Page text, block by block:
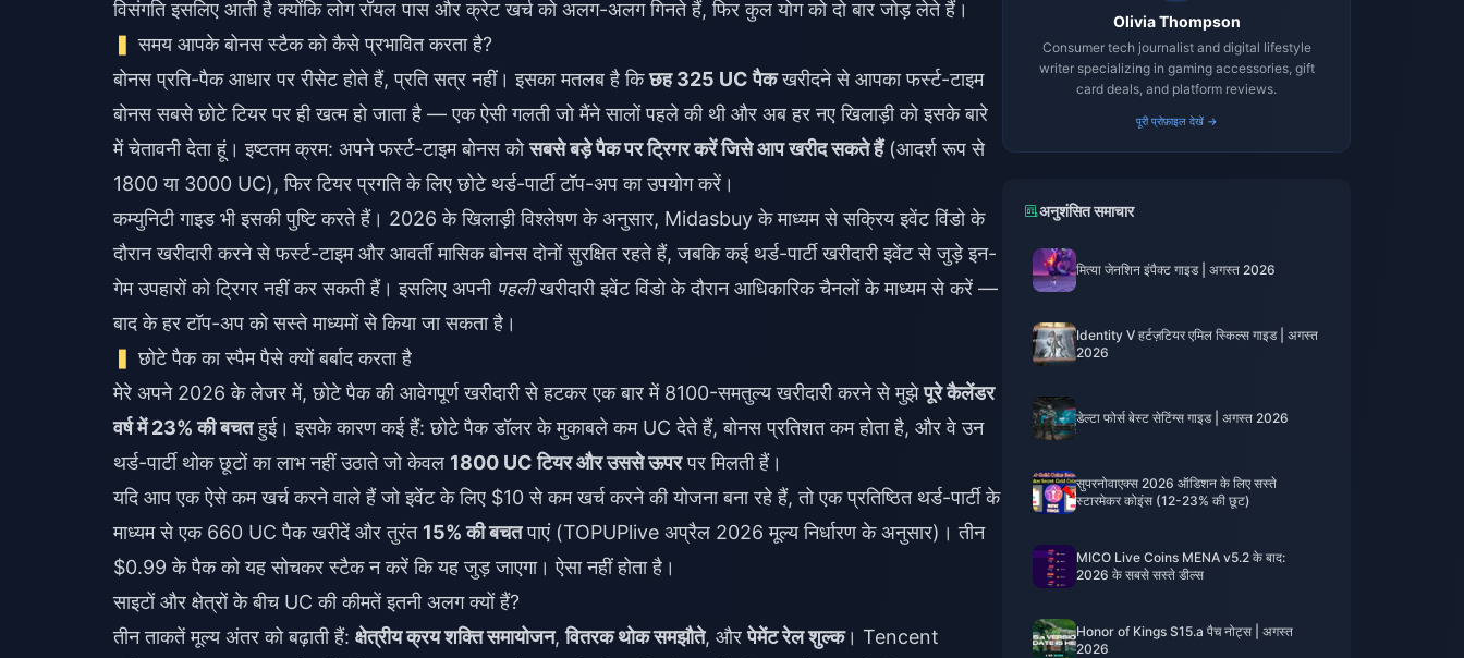
विसंगति इसलिए आती है क्योंकि लोग रॉयल पास और क्रेट खर्च को अलग-अलग गिनते हैं, फिर कुल योग को दो बार जोड़ लेते हैं।
समय आपके बोनस स्टैक को कैसे प्रभावित करता है?
बोनस प्रति-पैक आधार पर रीसेट होते हैं, प्रति सत्र नहीं। इसका मतलब है किछह 325 UC पैकखरीदने से आपका फर्स्ट-टाइम
बोनस सबसे छोटे टियर पर ही खत्म हो जाता है — एक ऐसी गलती जो मैंने सालों पहले की थी और अब हर नए खिलाड़ी को इसके बारे
में चेतावनी देता हूं। इष्टतम क्रम: अपने फर्स्ट-टाइम बोनस कोसबसे बड़े पैक पर ट्रिगर करें जिसे आप खरीद सकते हैं(आदर्श रूप से
1800 या 3000 UC), फिर टियर प्रगति के लिए छोटे थर्ड-पार्टी टॉप-अप का उपयोग करें।
कम्युनिटी गाइड भी इसकी पुष्टि करते हैं। 2026 के खिलाड़ी विश्लेषण के अनुसार, Midasbuy के माध्यम से सक्रिय इवेंट विंडो के
दौरान खरीदारी करने से फर्स्ट-टाइम और आवर्ती मासिक बोनस दोनों सुरक्षित रहते हैं, जबकि कई थर्ड-पार्टी खरीदारी इवेंट से जुड़े इन-
गेम उपहारों को ट्रिगर नहीं कर सकती हैं। इसलिए अपनी पहलीखरीदारी इवेंट विंडो के दौरान आधिकारिक चैनलों के माध्यम से करें —
बाद के हर टॉप-अप को सस्ते माध्यमों से किया जा सकता है।
छोटे पैक का स्पैम पैसे क्यों बर्बाद करता है
मेरे अपने 2026 के लेजर में, छोटे पैक की आवेगपूर्ण खरीदारी से हटकर एक बार में 8100-समतुल्य खरीदारी करने से मुझेपूरे कैलेंडर
वर्ष में 23% की बचतहुई। इसके कारण कई हैं: छोटे पैक डॉलर के मुकाबले कम UC देते हैं, बोनस प्रतिशत कम होता है, और वे उन
थर्ड-पार्टी थोक छूटों का लाभ नहीं उठाते जो केवल 1800 UC टियर और उससे ऊपरपर मिलती हैं।
यदि आप एक ऐसे कम खर्च करने वाले हैं जो इवेंट के लिए $10 से कम खर्च करने की योजना बना रहे हैं, तो एक प्रतिष्ठित थर्ड-पार्टी के
माध्यम से एक 660 UC पैक खरीदें और तुरंत 15% की बचतपाएं (TOPUPlive अप्रैल 2026 मूल्य निर्धारण के अनुसार)। तीन
$0.99 के पैक को यह सोचकर स्टैक न करें कि यह जुड़ जाएगा। ऐसा नहीं होता है।
साइटों और क्षेत्रों के बीच UC की कीमतें इतनी अलग क्यों हैं?
तीन ताकतें मूल्य अंतर को बढ़ाती हैं: क्षेत्रीय क्रय शक्ति समायोजन,वितरक थोक समझौते, औरपेमेंट रेल शुल्क। Tencent
Olivia Thompson
Consumer tech journalist and digital lifestyle
writer specializing in gaming accessories, gift
card deals, and platform reviews.
पूरी प्रोफ़ाइल देखें →
अनुशंसित समाचार
मित्या जेनशिन इंपैक्ट गाइड | अगस्त 2026
Identity V हर्टज़टियर एमिल स्किल्स गाइड | अगस्त
2026
डेल्टा फोर्स बेस्ट सेटिंग्स गाइड | अगस्त 2026
सुपरनोवाएक्स 2026 ऑडिशन के लिए सस्ते
स्टारमेकर कोइंस (12-23% की छूट)
MICO Live Coins MENA v5.2 के बाद:
2026 के सबसे सस्ते डील्स
Honor of Kings S15.a पैच नोट्स | अगस्त
2026